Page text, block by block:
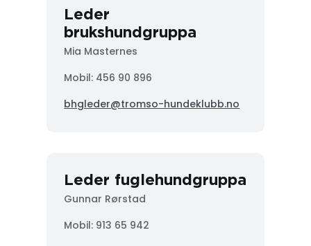
Leder
brukshundgruppa
Mia Masternes
Mobil: 456 90 896
bhgleder@tromso-hundeklubb.no
Leder fuglehundgruppa
Gunnar Rørstad
Mobil: 913 65 942